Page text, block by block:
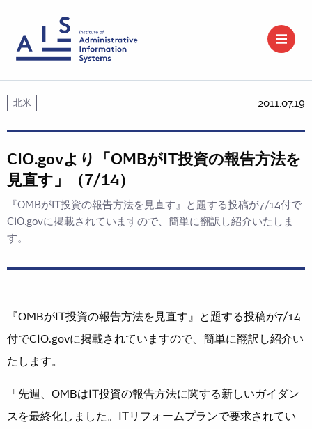
北米 2011.07.19
CIO.govより「OMBがIT投資の報告方法を
見直す」（7/14）
『OMBがIT投資の報告方法を見直す』と題する投稿が7/14付で
CIO.govに掲載されていますので、簡単に翻訳し紹介いたしま
す。
『OMBがIT投資の報告方法を見直す』と題する投稿が7/14
付でCIO.govに掲載されていますので、簡単に翻訳し紹介い
たします。
「先週、OMBはIT投資の報告方法に関する新しいガイダン
スを最終化しました。ITリフォームプランで要求されてい